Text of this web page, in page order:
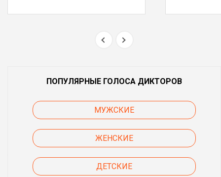
ПОПУЛЯРНЫЕ ГОЛОСА ДИКТОРОВ
МУЖСКИЕ
ЖЕНСКИЕ
ДЕТСКИЕ